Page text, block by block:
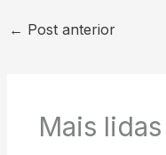
← Post anterior
Mais lidas